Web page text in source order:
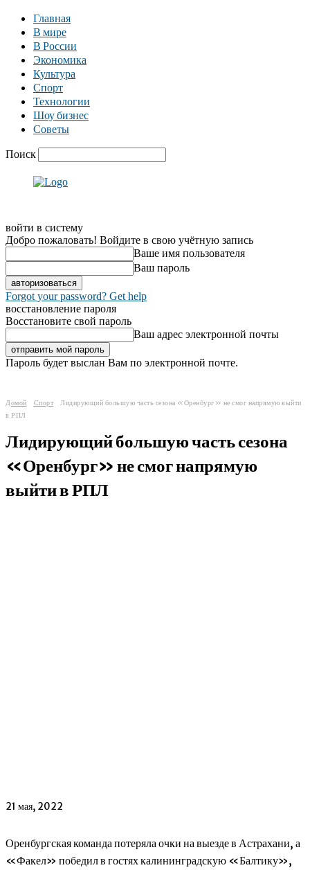
Главная
В мире
В России
Экономика
Культура
Спорт
Технологии
Шоу бизнес
Советы
Поиск
войти в систему
Добро пожаловать! Войдите в свою учётную запись
Ваше имя пользователя
Ваш пароль
Forgot your password? Get help
восстановление пароля
Восстановите свой пароль
Ваш адрес электронной почты
Пароль будет выслан Вам по электронной почте.
Домой Спорт
Лидирующий большую часть сезона «Оренбург» не смог напрямую выйти
в РПЛ
Лидирующий большую часть сезона
«Оренбург» не смог напрямую
выйти в РПЛ
21 мая, 2022
Оренбургская команда потеряла очки на выезде в Астрахани, а
«Факел» победил в гостях калининградскую «Балтику»,